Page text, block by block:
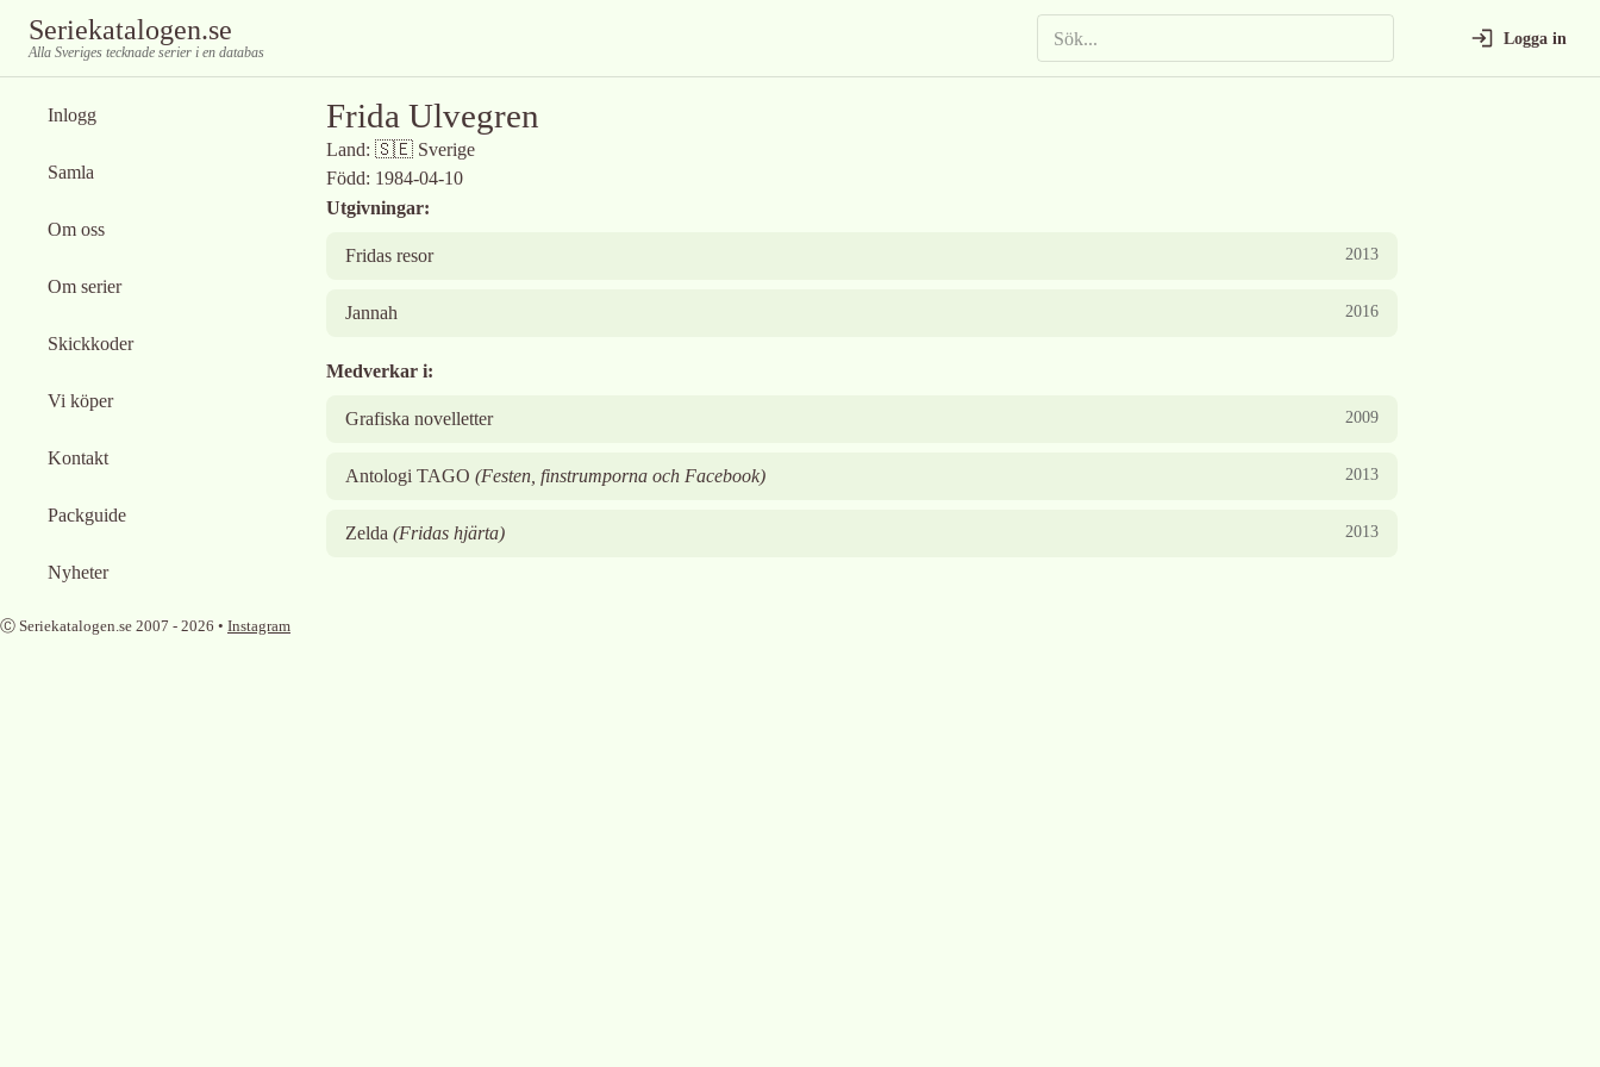
Seriekatalogen.se
Alla Sveriges tecknade serier i en databas
Logga in
Inlogg
Samla
Om oss
Om serier
Skickkoder
Vi köper
Kontakt
Packguide
Nyheter
Frida Ulvegren
Land: 🇸🇪 Sverige
Född: 1984-04-10
Utgivningar:
Fridas resor 2013
Jannah 2016
Medverkar i:
Grafiska novelletter 2009
Antologi TAGO (Festen, finstrumporna och Facebook) 2013
Zelda (Fridas hjärta) 2013
Ⓒ Seriekatalogen.se 2007 - 2026 • Instagram